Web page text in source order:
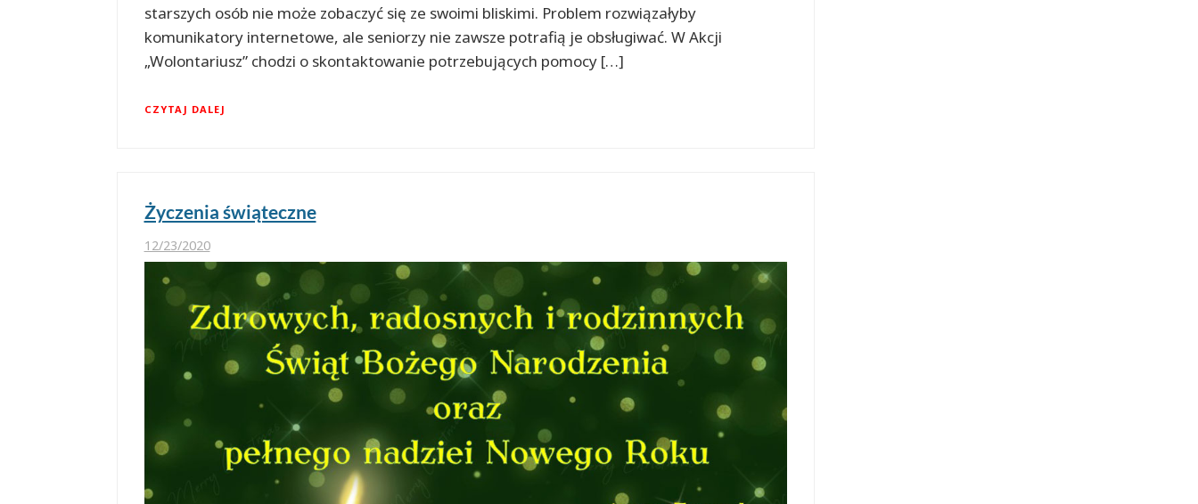
starszych osób nie może zobaczyć się ze swoimi bliskimi. Problem rozwiązałyby
komunikatory internetowe, ale seniorzy nie zawsze potrafią je obsługiwać. W Akcji
„Wolontariusz” chodzi o skontaktowanie potrzebujących pomocy […]
CZYTAJ DALEJ
Życzenia świąteczne
12/23/2020